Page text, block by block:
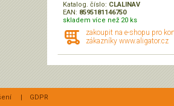
Katalog. číslo: CLALINAV
EAN: 8595181146750
skladem více než 20 ks
zakoupit na e-shopu pro
zákazníky www.aligator.cz
| GDPR